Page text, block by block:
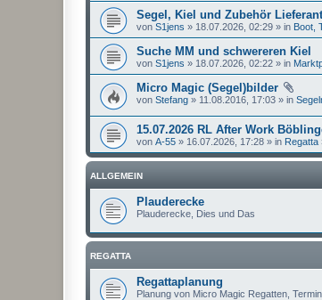
Segel, Kiel und Zubehör
von S1jens » 18.07.2026, 02:29 » in Boot,
Suche MM und schwereren Kiel
von S1jens » 18.07.2026, 02:22 » in
Micro Magic (Segel)bilder
von Stefang » 11.08.2016, 17:03 » in
15.07.2026 RL After Work
von A-55 » 16.07.2026, 17:28 » in Regatta
ALLGEMEIN
Plauderecke
Plauderecke, Dies und Das
REGATTA
Regattaplanung
Planung von Micro Magic Regatten,